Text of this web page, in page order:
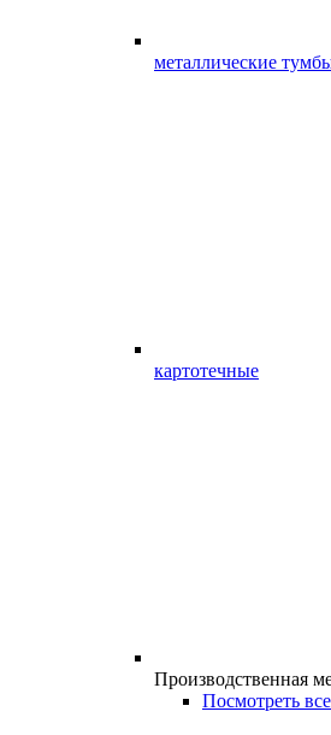
металлические
картотечные
Производственная
Посмотреть